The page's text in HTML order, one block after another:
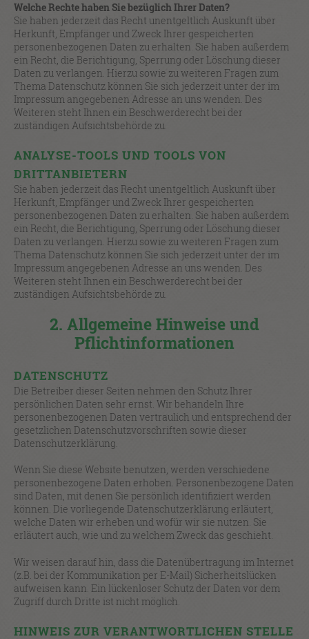
Welche Rechte haben Sie bezüglich Ihrer Daten?
Sie haben jederzeit das Recht unentgeltlich Auskunft über
Herkunft, Empfänger und Zweck Ihrer gespeicherten
personenbezogenen Daten zu erhalten. Sie haben außerdem
ein Recht, die Berichtigung, Sperrung oder Löschung dieser
Daten zu verlangen. Hierzu sowie zu weiteren Fragen zum
Thema Datenschutz können Sie sich jederzeit unter der im
Impressum angegebenen Adresse an uns wenden. Des
Weiteren steht Ihnen ein Beschwerderecht bei der
zuständigen Aufsichtsbehörde zu.
ANALYSE-TOOLS UND TOOLS VON
DRITTANBIETERN
Sie haben jederzeit das Recht unentgeltlich Auskunft über
Herkunft, Empfänger und Zweck Ihrer gespeicherten
personenbezogenen Daten zu erhalten. Sie haben außerdem
ein Recht, die Berichtigung, Sperrung oder Löschung dieser
Daten zu verlangen. Hierzu sowie zu weiteren Fragen zum
Thema Datenschutz können Sie sich jederzeit unter der im
Impressum angegebenen Adresse an uns wenden. Des
Weiteren steht Ihnen ein Beschwerderecht bei der
zuständigen Aufsichtsbehörde zu.
2. Allgemeine Hinweise und
Pflichtinformationen
DATENSCHUTZ
Die Betreiber dieser Seiten nehmen den Schutz Ihrer
persönlichen Daten sehr ernst. Wir behandeln Ihre
personenbezogenen Daten vertraulich und entsprechend der
gesetzlichen Datenschutzvorschriften sowie dieser
Datenschutzerklärung.
Wenn Sie diese Website benutzen, werden verschiedene
personenbezogene Daten erhoben. Personenbezogene Daten
sind Daten, mit denen Sie persönlich identifiziert werden
können. Die vorliegende Datenschutzerklärung erläutert,
welche Daten wir erheben und wofür wir sie nutzen. Sie
erläutert auch, wie und zu welchem Zweck das geschieht.
Wir weisen darauf hin, dass die Datenübertragung im Internet
(z.B. bei der Kommunikation per E-Mail) Sicherheitslücken
aufweisen kann. Ein lückenloser Schutz der Daten vor dem
Zugriff durch Dritte ist nicht möglich.
HINWEIS ZUR VERANTWORTLICHEN STELLE